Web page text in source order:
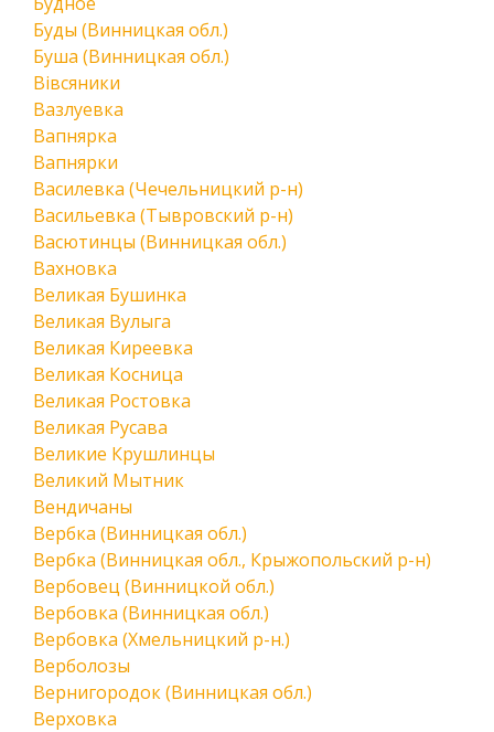
Буды (Винницкая обл.)
Буша (Винницкая обл.)
Вівсяники
Вазлуевка
Вапнярка
Вапнярки
Василевка (Чечельницкий р-н)
Васильевка (Тывровский р-н)
Васютинцы (Винницкая обл.)
Вахновка
Великая Бушинка
Великая Вулыга
Великая Киреевка
Великая Косница
Великая Ростовка
Великая Русава
Великие Крушлинцы
Великий Мытник
Вендичаны
Вербка (Винницкая обл.)
Вербка (Винницкая обл., Крыжопольский р-н)
Вербовец (Винницкой обл.)
Вербовка (Винницкая обл.)
Вербовка (Хмельницкий р-н.)
Верболозы
Вернигородок (Винницкая обл.)
Верховка